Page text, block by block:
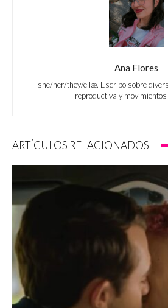
Ana Flores
she/her/they/ellæ. Escribo sobre
reproductiva y
ARTÍCULOS RELACIONADOS